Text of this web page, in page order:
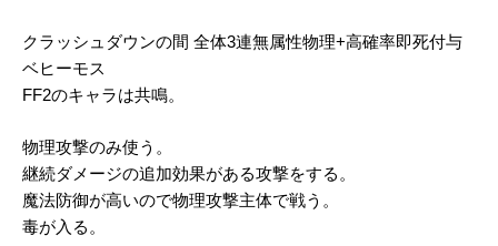
クラッシュダウンの間 全体3連無属性物理+高確率即死付与
ベヒーモス
FF2のキャラは共鳴。
物理攻撃のみ使う。
継続ダメージの追加効果がある攻撃をする。
魔法防御が高いので物理攻撃主体で戦う。
毒が入る。